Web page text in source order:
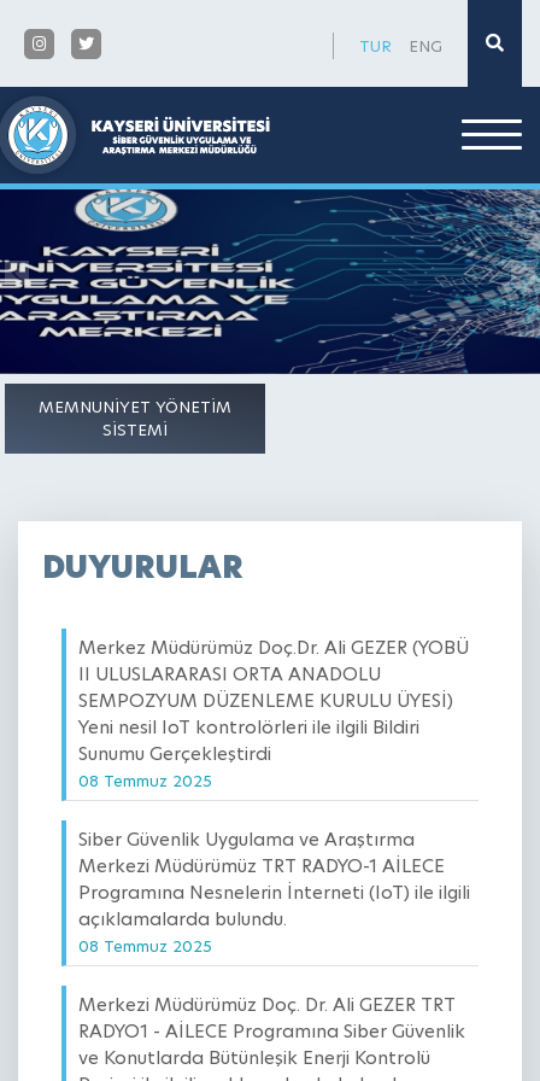
×
TUR ENG
MEMNUNİYET YÖNETİM
SİSTEMİ
DUYURULAR
Merkez Müdürümüz Doç.Dr. Ali GEZER (YOBÜ
II ULUSLARARASI ORTA ANADOLU
SEMPOZYUM DÜZENLEME KURULU ÜYESİ)
Yeni nesil IoT kontrolörleri ile ilgili Bildiri
Sunumu Gerçekleştirdi
08 Temmuz 2025
Siber Güvenlik Uygulama ve Araştırma
Merkezi Müdürümüz TRT RADYO-1 AİLECE
Programına Nesnelerin İnterneti (IoT) ile ilgili
açıklamalarda bulundu.
08 Temmuz 2025
Merkezi Müdürümüz Doç. Dr. Ali GEZER TRT
RADYO1 - AİLECE Programına Siber Güvenlik
ve Konutlarda Bütünleşik Enerji Kontrolü